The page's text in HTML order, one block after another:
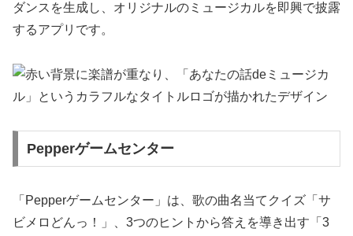
ダンスを生成し、オリジナルのミュージカルを即興で披露
するアプリです。
Pepperゲームセンター
「Pepperゲームセンター」は、歌の曲名当てクイズ「サ
ビメロどんっ！」、3つのヒントから答えを導き出す「3